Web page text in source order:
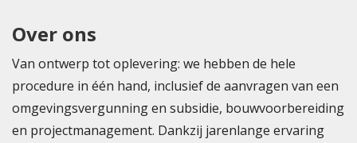
Over ons
Van ontwerp tot oplevering: we hebben de hele
procedure in één hand, inclusief de aanvragen van een
omgevingsvergunning en subsidie, bouwvoorbereiding
en projectmanagement. Dankzij jarenlange ervaring